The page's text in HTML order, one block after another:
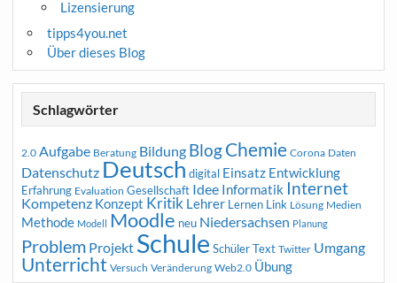
Lizensierung
tipps4you.net
Über dieses Blog
Schlagwörter
2.0 Aufgabe Beratung Bildung BlogChemie Corona Daten
Datenschutz Deutsch digital Einsatz Entwicklung
Erfahrung Evaluation Gesellschaft Idee Informatik Internet
Kompetenz Konzept Kritik Lehrer Lernen Link Lösung Medien
Methode Modell Moodle neu Niedersachsen Planung
Problem Projekt Schule Schüler Text Twitter Umgang
Unterricht Versuch Veränderung Web2.0 Übung